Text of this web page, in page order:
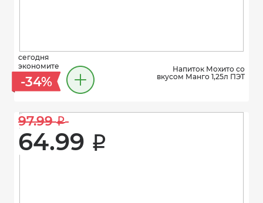
сегодня
экономите
-34%
Напиток Мохито со
вкусом Манго 1,25л ПЭТ
97.99 i
64.99 i